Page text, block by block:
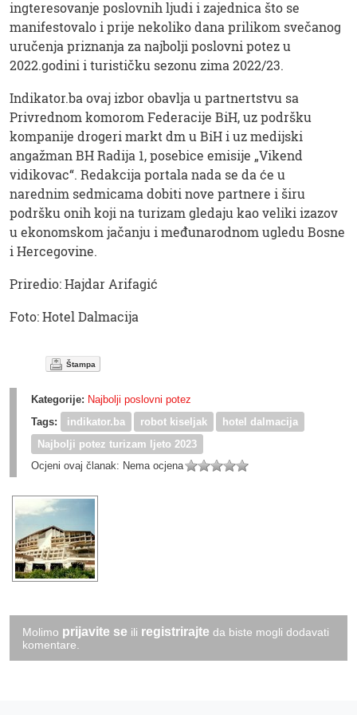
ingteresovanje poslovnih ljudi i zajednica što se
manifestovalo i prije nekoliko dana prilikom svečanog
uručenja priznanja za najbolji poslovni potez u
2022.godini i turističku sezonu zima 2022/23.
Indikator.ba ovaj izbor obavlja u partnertstvu sa
Privrednom komorom Federacije BiH, uz podršku
kompanije drogeri markt dm u BiH i uz medijski
angažman BH Radija 1, posebice emisije „Vikend
vidikovac“. Redakcija portala nada se da će u
narednim sedmicama dobiti nove partnere i širu
podršku onih koji na turizam gledaju kao veliki izazov
u ekonomskom jačanju i međunarodnom ugledu Bosne
i Hercegovine.
Priredio: Hajdar Arifagić
Foto: Hotel Dalmacija
Štampa
Kategorije: Najbolji poslovni potez
Tags:
indikator.ba robot kiseljak
hotel dalmacija
Najbolji potez turizam ljeto 2023
Ocjeni ovaj članak: Nema ocjena
Molimo prijavite se ili registrirajte da biste mogli dodavati
komentare.